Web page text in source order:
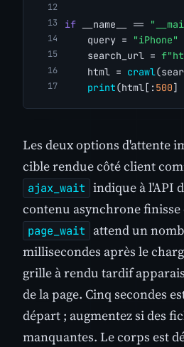
if __name__ ==
    query =
"iPhone"
    search_url =
    html =
crawl
print(html[:500]
Les deux options d'attente
cible rendue côté client
ajax_wait indique à l'API
contenu asynchrone finisse
page_wait
attend un
millisecondes après le
grille à rendu tardif
de la page. Cinq secondes
départ ; augmentez si des
manquantes. Le corps est